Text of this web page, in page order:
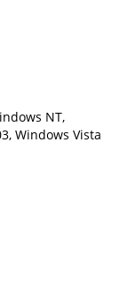
NT,
Windows Vista